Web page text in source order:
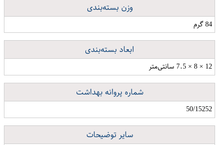
وزن بسته‌بندی
84 گرم
ابعاد بسته‌بندی
12 × 8 × 7.5 سانتی‌متر
شماره پروانه بهداشت
50/15252
سایر توضیحات